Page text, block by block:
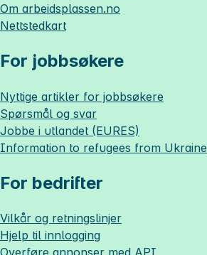
Om arbeidsplassen.no
Nettstedkart
For jobbsøkere
Nyttige artikler for jobbsøkere
Spørsmål og svar
Jobbe i utlandet (EURES)
Information to refugees from Ukraine
For bedrifter
Vilkår og retningslinjer
Hjelp til innlogging